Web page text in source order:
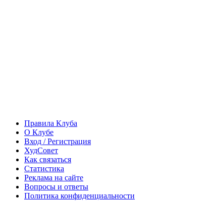
Правила Клуба
О Клубе
Вход / Регистрация
ХудСовет
Как связаться
Статистика
Реклама на сайте
Вопросы и ответы
Политика конфиденциальности